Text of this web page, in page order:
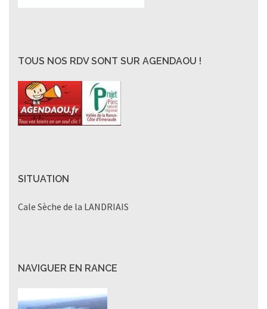
TOUS NOS RDV SONT SUR AGENDAOU !
SITUATION
Cale Sèche de la LANDRIAIS
NAVIGUER EN RANCE